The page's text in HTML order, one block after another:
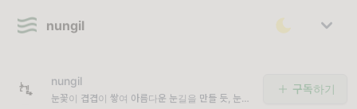
nungil
nungil
눈꽃이 겹겹이 쌓여 아름다운 눈길을 만들 듯, 눈꽃
구독하기